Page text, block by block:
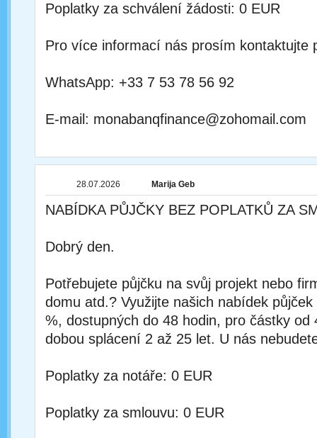
Poplatky za schválení žádosti: 0 EUR
Pro více informací nás prosím kontaktujte
WhatsApp: +33 7 53 78 56 92
E-mail: monabanqfinance@zohomail.com
28.07.2026 Marija Geb
NABÍDKA PŮJČKY BEZ POPLATKŮ ZA
Dobrý den.
Potřebujete půjčku na svůj projekt nebo
domu atd.? Využijte našich nabídek
%, dostupných do 48 hodin, pro částky od
dobou splácení 2 až 25 let. U nás
Poplatky za notáře: 0 EUR
Poplatky za smlouvu: 0 EUR